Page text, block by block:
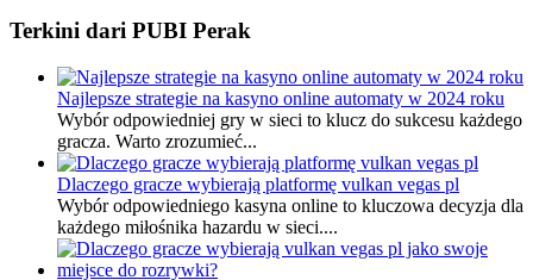
Terkini dari PUBI Perak
Najlepsze strategie na kasyno online automaty w 2024 roku
Wybór odpowiedniej gry w sieci to klucz do sukcesu każdego
gracza. Warto zrozumieć...
Dlaczego gracze wybierają platformę vulkan vegas pl
Wybór odpowiedniego kasyna online to kluczowa decyzja dla
każdego miłośnika hazardu w sieci....